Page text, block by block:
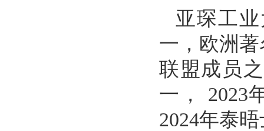
亚琛工
一，欧洲
联盟成员
一，
2023
2024年泰